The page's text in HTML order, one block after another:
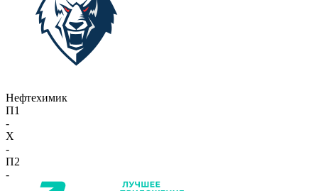
Нефтехимик
П1
-
X
-
П2
-